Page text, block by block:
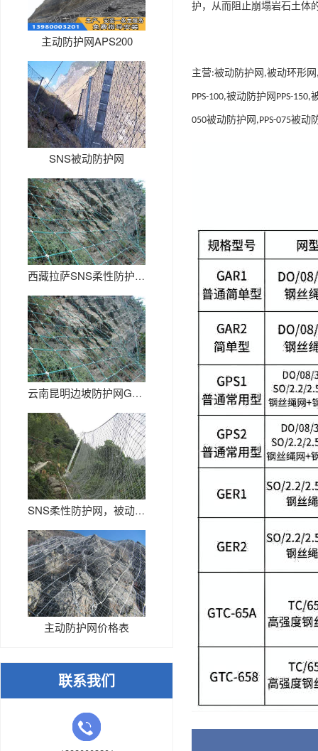
主动防护网APS200
SNS被动防护网
西藏拉萨SNS柔性防护网生产厂...
云南昆明边坡防护网GPS2厂家
SNS柔性防护网，被动网RX0...
主动防护网价格表
联系我们
护，从而阻止崩塌岩石土体
主营:被动防护网 ,被动环形网
PPS-100,被动防护网 PPS-150,
050被动防护网 ,PPS-075被动